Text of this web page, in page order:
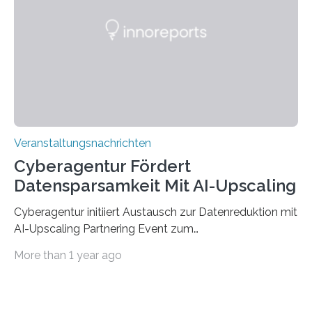
„QUAZAR“ mit insgesamt 1,15 Millionen Euro über vier
Veranstaltungsnachrichten
Cyberagentur Fördert
Datensparsamkeit Mit AI-Upscaling
Cyberagentur initiiert Austausch zur Datenreduktion mit
AI-Upscaling Partnering Event zum
innovative DatenverarbeitungDie Agentur für
More than 1 year ago